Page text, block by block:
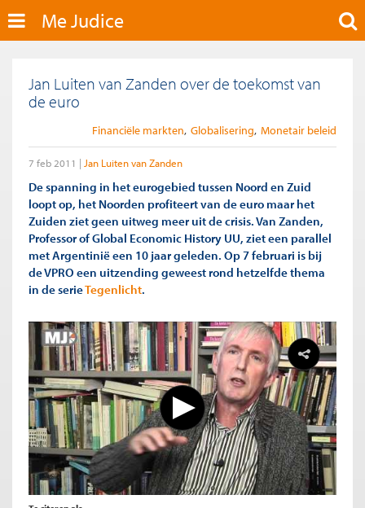
Me Judice
Jan Luiten van Zanden over de toekomst van
de euro
Financiële markten Globalisering Monetair beleid
7 feb 2011 Jan Luiten van Zanden
De spanning in het eurogebied tussen Noord en Zuid
loopt op, het Noorden profiteert van de euro maar het
Zuiden ziet geen uitweg meer uit de crisis. Van Zanden,
Professor of Global Economic History UU, ziet een parallel
met Argentinië een 10 jaar geleden. Op 7 februari is bij
de VPRO een uitzending geweest rond hetzelfde thema
in de serieTegenlicht.